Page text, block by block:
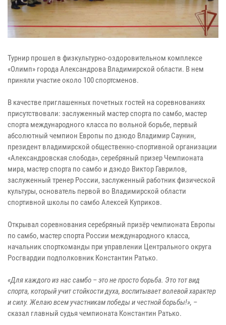
Турнир прошел в физкультурно-оздоровительном комплексе
«Олимп» города Александрова Владимирской области. В нем
приняли участие около 100 спортсменов.
В качестве приглашенных почетных гостей на соревнованиях
присутствовали: заслуженный мастер спорта по самбо, мастер
спорта международного класса по вольной борьбе, первый
абсолютный чемпион Европы по дзюдо Владимир Саунин,
президент владимирской общественно-спортивной организации
«Александровская слобода», серебряный призер Чемпионата
мира, мастер спорта по самбо и дзюдо Виктор Гаврилов,
заслуженный тренер России, заслуженный работник физической
культуры, основатель первой во Владимирской области
спортивной школы по самбо Алексей Куприков.
Открывал соревнования серебряный призёр чемпионата Европы
по самбо, мастер спорта России международного класса,
начальник спорткоманды при управлении Центрального округа
Росгвардии подполковник Константин Ратько.
«Для каждого из нас самбо – это не просто борьба. Это тот вид
спорта, который учит стойкости духа, воспитывает волевой характер
и силу. Желаю всем участникам победы и честной борьбы!», –
сказал главный судья чемпионата Константин Ратько.